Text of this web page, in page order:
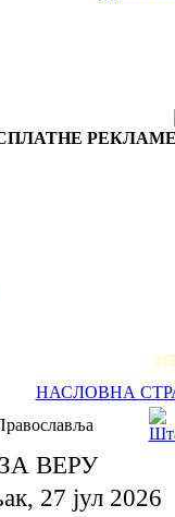
НАСЛОВНА
ВЕРУ
27 јул 2026